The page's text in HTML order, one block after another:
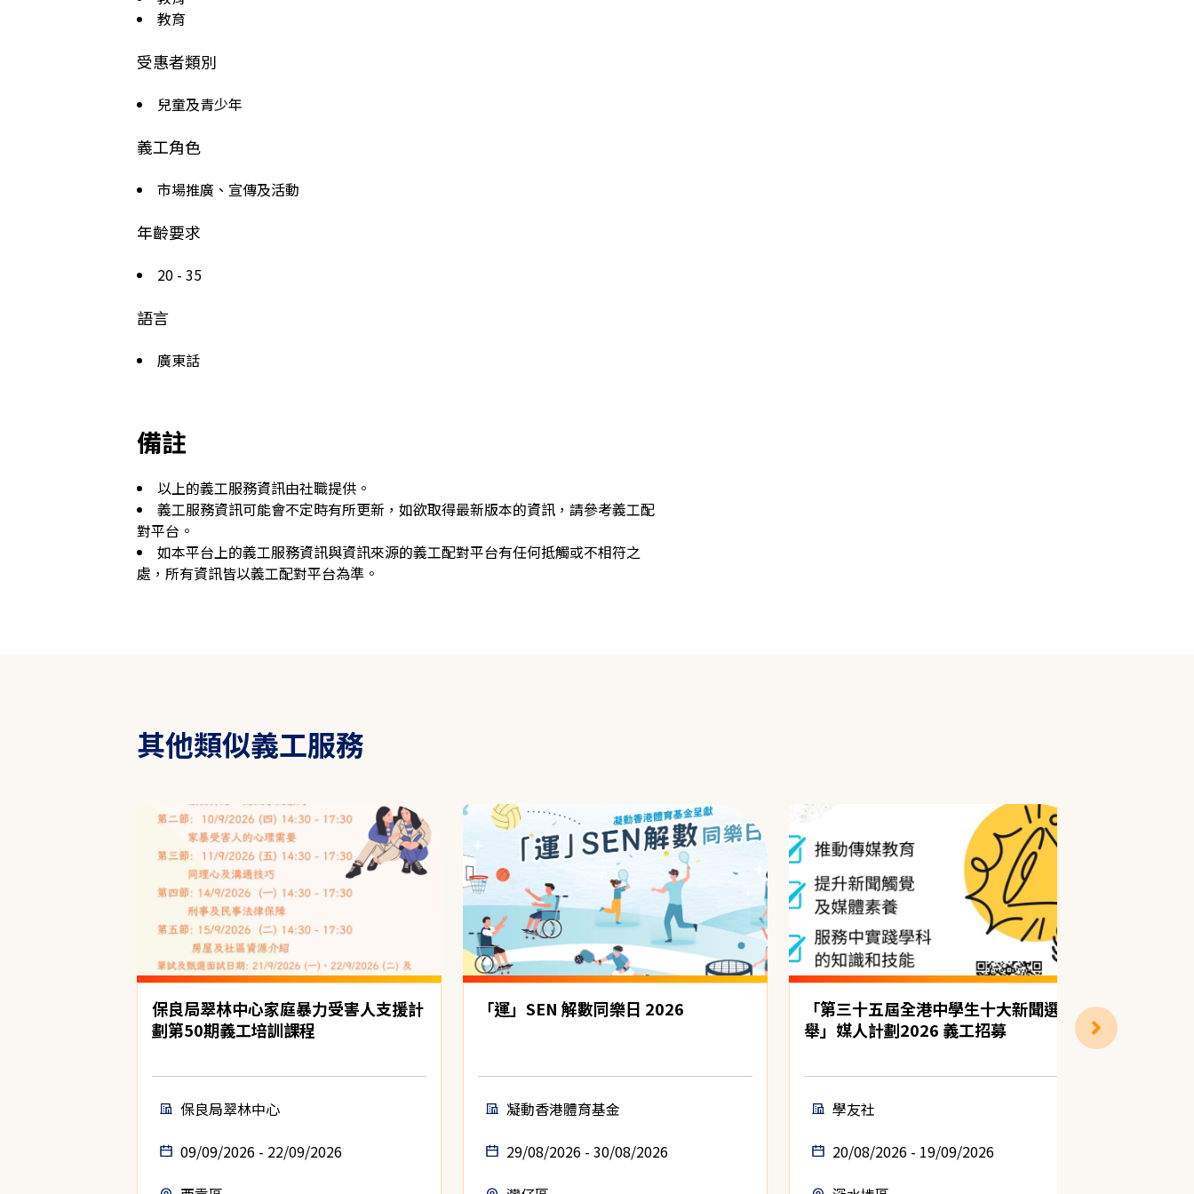
教育
受惠者類別
兒童及青少年
義工角色
市場推廣、宣傳及活動
年齡要求
20 - 35
語言
廣東話
備註
以上的義工服務資訊由社職提供。
義工服務資訊可能會不定時有所更新，如欲取得最新版本的資訊，請參考義工配
對平台。
如本平台上的義工服務資訊與資訊來源的義工配對平台有任何抵觸或不相符之
處，所有資訊皆以義工配對平台為準。
其他類似義工服務
保良局翠林中心家庭暴力受害人支援計
劃第50期義工培訓課程
保良局翠林中心
09/09/2026 - 22/09/2026
「運」SEN 解數同樂日 2026
凝動香港體育基金
29/08/2026 - 30/08/2026
「第三十五屆全港中學生十大新聞選
舉」媒人計劃2026 義工招募
學友社
20/08/2026 - 19/09/2026